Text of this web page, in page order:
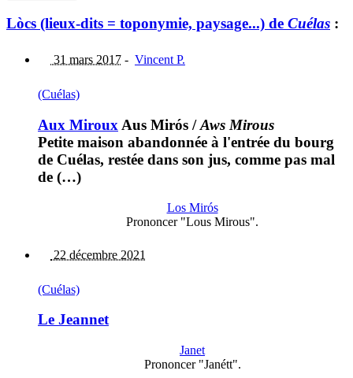
Lòcs (lieux-dits = toponymie, paysage...) de Cuélas :
31 mars 2017 - Vincent P.
(Cuélas)
Aux Miroux Aus Mirós /Aws Mirous
Petite maison abandonnée à l'entrée du bourg
de Cuélas, restée dans son jus, comme pas mal
de (…)
Los Mirós
Prononcer "Lous Mirous".
22 décembre 2021
(Cuélas)
Le Jeannet
Janet
Prononcer "Janétt".